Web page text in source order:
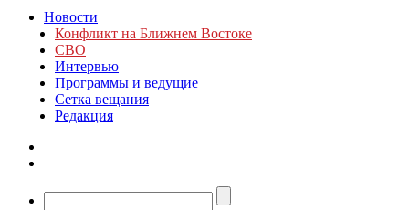
Новости
Конфликт на Ближнем Востоке
СВО
Интервью
Программы и ведущие
Сетка вещания
Редакция